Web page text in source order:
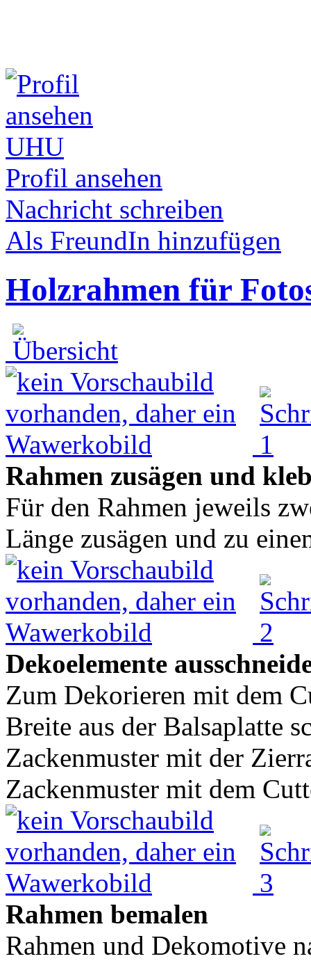
UHU
Profil ansehen
Nachricht schreiben
Als FreundIn hinzufügen
Holzrahmen für
Rahmen zusägen und
Für den Rahmen jeweils
Länge zusägen und zu
Dekoelemente
Zum Dekorieren mit dem
Breite aus der Balsaplatte
Zackenmuster mit der
Zackenmuster mit dem
Rahmen bemalen
Rahmen und Dekomotive